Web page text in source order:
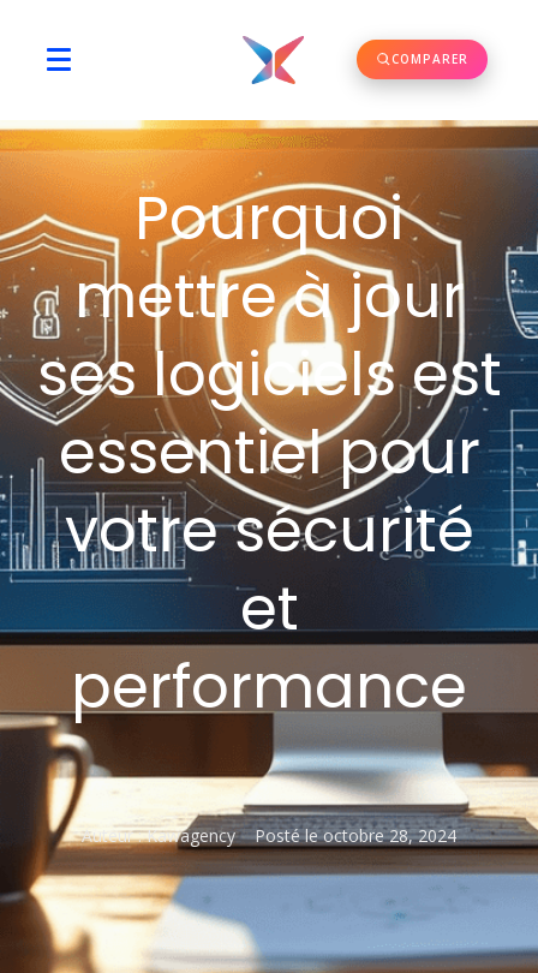
COMPARER
Pourquoi
mettre à jour
ses logiciels est
essentiel pour
votre sécurité
et
performance
Auteur :Kawagency Posté leoctobre 28, 2024